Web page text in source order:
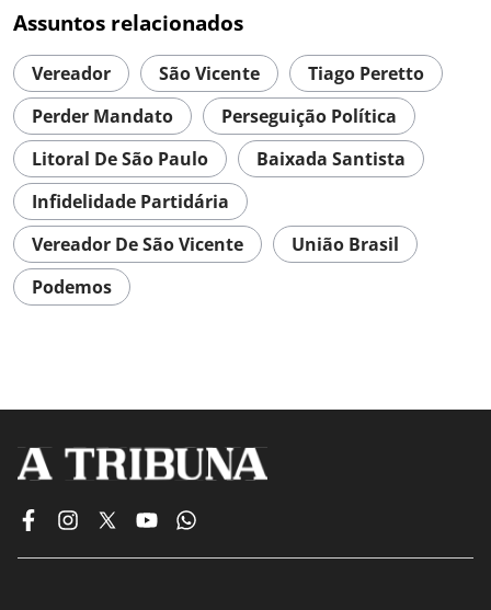
Assuntos relacionados
Vereador São Vicente
Tiago Peretto
Perder Mandato
Perseguição Política
Litoral De São Paulo
Baixada Santista
Infidelidade Partidária
Vereador De São Vicente
União Brasil
Podemos